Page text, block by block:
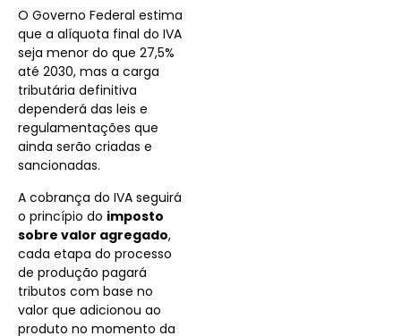
O Governo Federal estima
que a alíquota final do IVA
seja menor do que 27,5%
até 2030, mas a carga
tributária definitiva
dependerá das leis e
regulamentações que
ainda serão criadas e
sancionadas.
A cobrança do IVA seguirá
o princípio do imposto
sobre valor agregado,
cada etapa do processo
de produção pagará
tributos com base no
valor que adicionou ao
produto no momento da